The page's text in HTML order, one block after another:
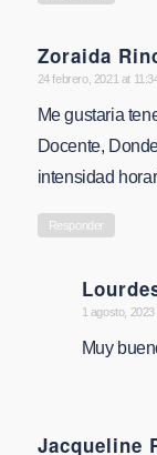
Zoraida
says:
24 febrero, 2021 at
Me gustaria
Docente,
intensidad
Responder
says:
1 agosto,
Muy
Jacqueline